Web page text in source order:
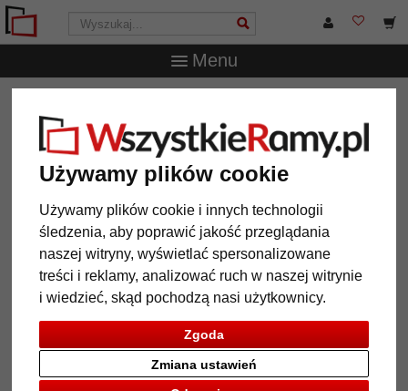
Używamy plików cookie
Używamy plików cookie i innych technologii
śledzenia, aby poprawić jakość przeglądania
naszej witryny, wyświetlać spersonalizowane
treści i reklamy, analizować ruch w naszej witrynie
i wiedzieć, skąd pochodzą nasi użytkownicy.
Zgoda
Zmiana ustawień
Menu
zdjęcia Quadrum
Ramka na zdjęcia Quadrum
Powrót